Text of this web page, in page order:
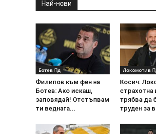
Най-нови
Ботев Пд
Филипов към фен на
Ботев: Ако искаш,
заповядай! Отстъпвам
ти веднага...
Локомотив
Косич:
страхотна
трябва да
труден за